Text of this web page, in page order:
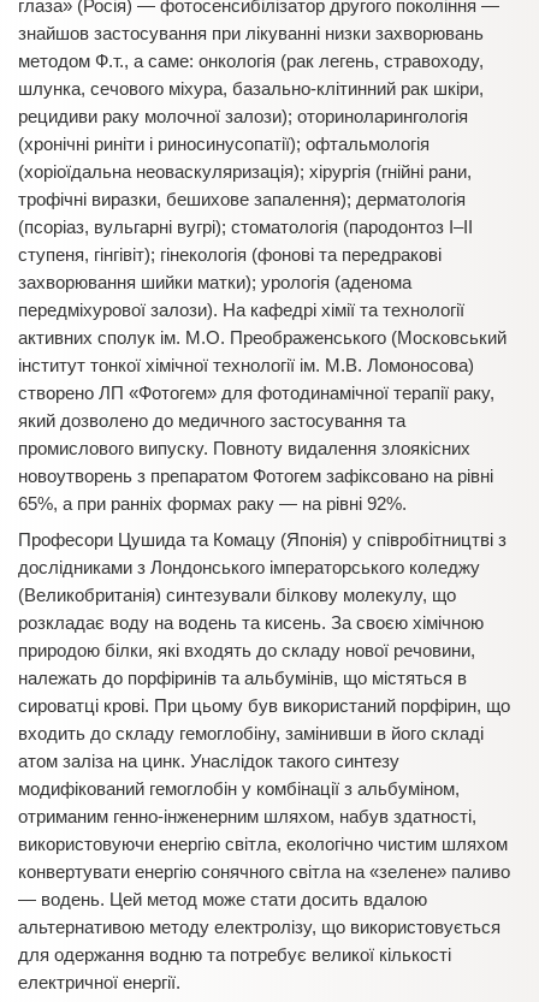
глаза» (Росія) — фотосенсибілізатор другого покоління —
знайшов застосування при лікуванні низки захворювань
методом Ф.т., а саме: онкологія (рак легень, стравоходу,
шлунка, сечового міхура, базально-клітинний рак шкіри,
рецидиви раку молочної залози); оториноларингологія
(хронічні риніти і риносинусопатії); офтальмологія
(хоріоїдальна неоваскуляризація); хірургія (гнійні рани,
трофічні виразки, бешихове запалення); дерматологія
(псоріаз, вульгарні вугрі); стоматологія (пародонтоз I–II
ступеня, гінгівіт); гінекологія (фонові та передракові
захворювання шийки матки); урологія (аденома
передміхурової залози). На кафедрі хімії та технології
активних сполук ім. М.О. Преображенського (Московський
інститут тонкої хімічної технології ім. М.В. Ломоносова)
створено ЛП «Фотогем» для фотодинамічної терапії раку,
який дозволено до медичного застосування та
промислового випуску. Повноту видалення злоякісних
новоутворень з препаратом Фотогем зафіксовано на рівні
65%, а при ранніх формах раку — на рівні 92%.
Професори Цушида та Комацу (Японія) у співробітництві з
дослідниками з Лондонського імператорського коледжу
(Великобританія) синтезували білкову молекулу, що
розкладає воду на водень та кисень. За своєю хімічною
природою білки, які входять до складу нової речовини,
належать до порфіринів та альбумінів, що містяться в
сироватці крові. При цьому був використаний порфірин, що
входить до складу гемоглобіну, замінивши в його складі
атом заліза на цинк. Унаслідок такого синтезу
модифікований гемоглобін у комбінації з альбуміном,
отриманим генно-інженерним шляхом, набув здатності,
використовуючи енергію світла, екологічно чистим шляхом
конвертувати енергію сонячного світла на «зелене» паливо
— водень. Цей метод може стати досить вдалою
альтернативою методу електролізу, що використовується
для одержання водню та потребує великої кількості
електричної енергії.